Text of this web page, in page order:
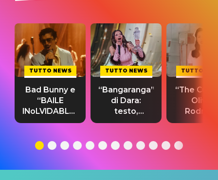
TUTTO NEWS
Bad Bunny e
“BAILE
INoLVIDABLE”:
testo,
significato
TUTTO NEWS
“Bangaranga”
di Dara:
testo,
traduzione e
del singolo
TUTTO
“The
Olivia
testo,